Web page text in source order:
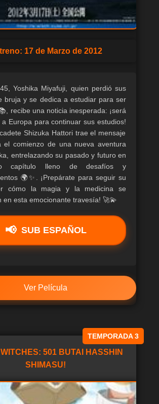
17 de Marzo de 2012
Yoshika Miyafuji, quien perdió sus
bruja y se dedica a estudiar para ser
recibe una noticia inesperada: ¡será
Europa para continuar sus estudios!
Shizuka Hattori trae el mensaje
el comienzo de una nueva aventura
entrelazando su pasado y futuro en
capítulo lleno de desafíos y
🌍✨. ¡Prepárate para seguir su
cómo la magia y la medicina se
en esta emocionante travesía! 🚀💫
SUB ESPAÑOL
Ver Película
TEMPORADA 3
501 BUTAI HASSHIN
SHIMASU!